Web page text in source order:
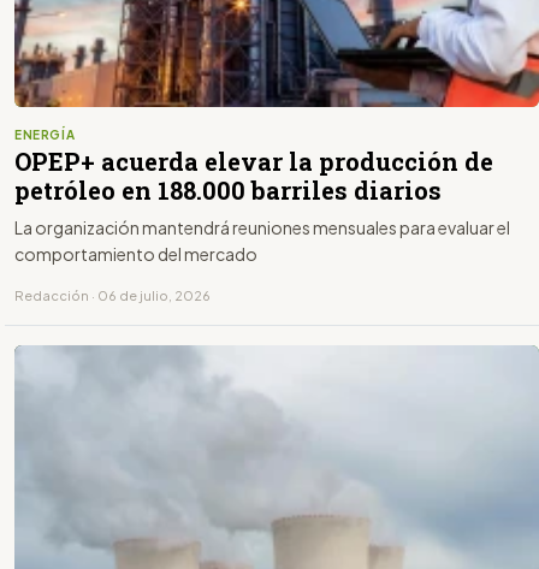
ENERGÍA
OPEP+ acuerda elevar la producción de
petróleo en 188.000 barriles diarios
La organización mantendrá reuniones mensuales para evaluar el
comportamiento del mercado
Redacción · 06 de julio, 2026